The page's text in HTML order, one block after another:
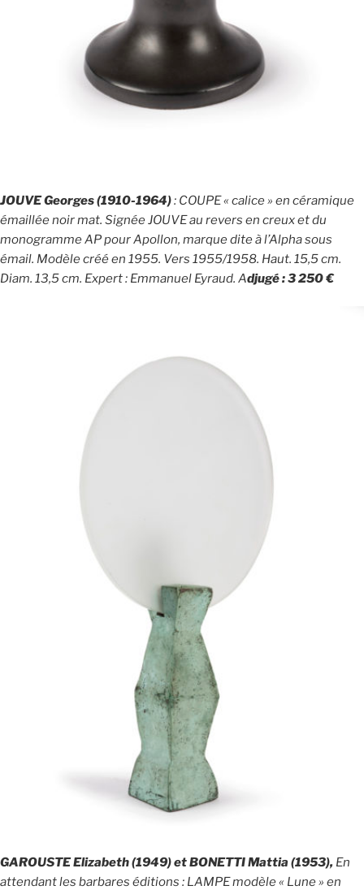
JOUVE Georges (1910-1964): COUPE « calice » en céramique
émaillée noir mat. Signée JOUVE au revers en creux et du
monogramme AP pour Apollon, marque dite à l’Alpha sous
émail. Modèle créé en 1955. Vers 1955/1958. Haut. 15,5 cm.
Diam. 13,5 cm. Expert : Emmanuel Eyraud. Adjugé : 3 250 €
GAROUSTE Elizabeth (1949) et BONETTI Mattia (1953), En
attendant les barbares éditions : LAMPE modèle « Lune » en